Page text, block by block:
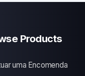
Products
uma Encomenda